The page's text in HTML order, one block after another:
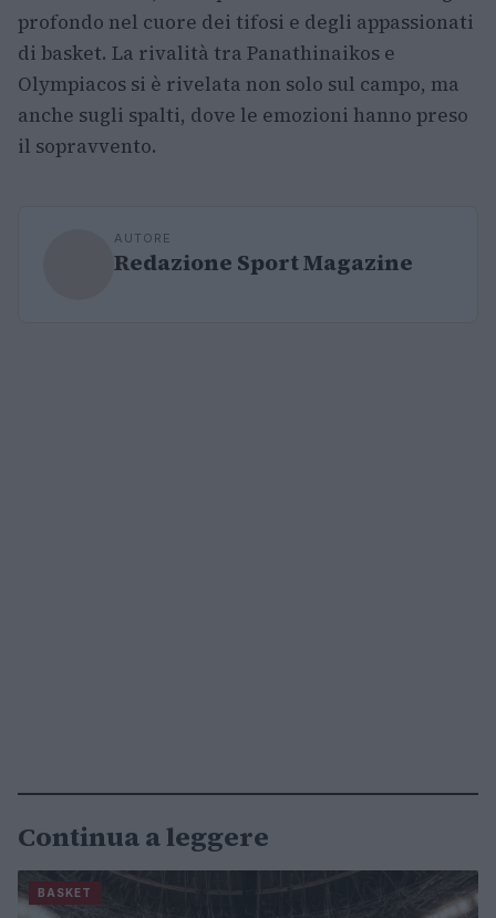
profondo nel cuore dei tifosi e degli appassionati
di basket. La rivalità tra Panathinaikos e
Olympiacos si è rivelata non solo sul campo, ma
anche sugli spalti, dove le emozioni hanno preso
il sopravvento.
AUTORE
Redazione Sport Magazine
Continua a leggere
BASKET